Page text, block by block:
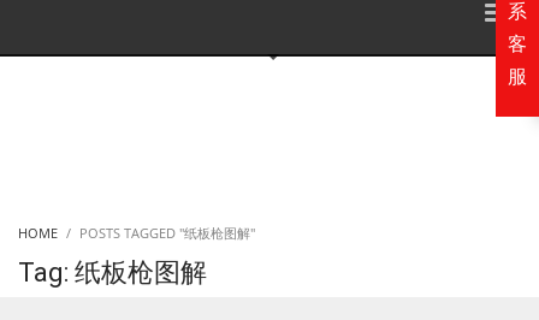
HOME POSTS TAGGED "纸板枪图解"
Tag: 纸板枪图解
系
客
服